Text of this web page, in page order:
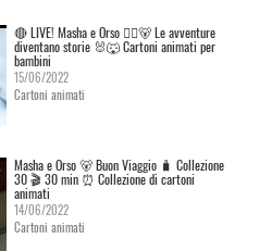
🔴 LIVE! Masha e Orso 👱‍♀️🐻 Le avventure
diventano storie 🐰🐺 Cartoni animati per
bambini
15/06/2022
Cartoni animati
Masha e Orso 🐻 Buon Viaggio 🧳 Сollezione
30 🎬 30 min ⏰ Collezione di cartoni
animati
14/06/2022
Cartoni animati